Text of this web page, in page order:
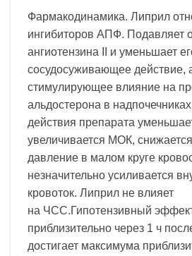
Фармакодинамика. Липрил
ингибиторов АПФ. Подавляет
ангиотензина II и уменьшает
сосудосуживающее действие,
стимулирующее влияние на
альдостерона в
действия препарата
увеличивается МОК, снижается
давление в малом круге
незначительно усиливается
кровоток. Липрил не влияет
на ЧСС.Гипотензивный
приблизительно через 1 ч
достигает максимума